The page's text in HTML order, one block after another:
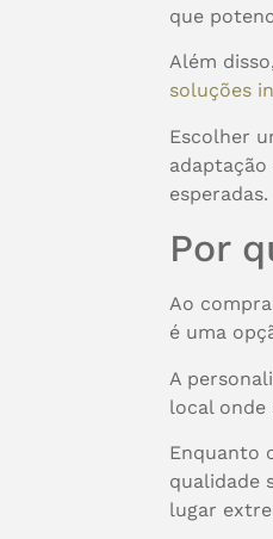
que
Além
soluções
Escolher
esperadas.
Por
Ao
é uma
A
local onde
Enquanto
qualidade
lugar